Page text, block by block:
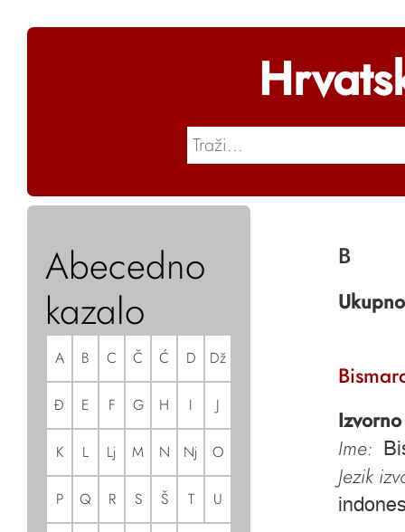
Abecedno
kazalo
A B C Č Ć D Dž
Đ E F G H I J
K L Lj M N Nj O
P Q R S Š T U
B
Ime:
Jezik